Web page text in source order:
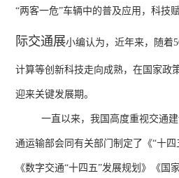
“两客一危”车辆中的普及应用，科技
际交通展小编认为，近年来，随着
计算等创新科技走向成熟，在国家政
迎来关键发展期。
一直以来，我国高度重视交通
通运输部会同有关部门制定了《“十四
《数字交通“十四五”发展规划》《国